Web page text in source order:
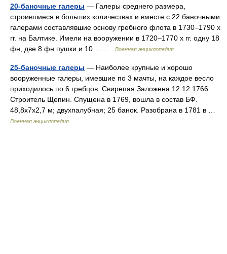
20-баночные галеры — Галеры среднего размера,
строившиеся в больших количествах и вместе с 22 баночными
галерами составлявшие основу гребного флота в 1730–1790 х
гг. на Балтике. Имели на вооружении в 1720–1770 х гг. одну 18
фн, две 8 фн пушки и 10… …
Военная энциклопедия
25-баночные галеры — Наиболее крупные и хорошо
вооруженные галеры, имевшие по 3 мачты, на каждое весло
приходилось по 6 гребцов. Свирепая Заложена 12.12.1766.
Строитель Щепин. Спущена в 1769, вошла в состав БФ.
48,8x7x2,7 м; двухпалубная; 25 банок. Разобрана в 1781 в …
Военная энциклопедия